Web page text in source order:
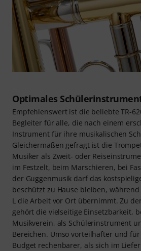
Optimales
Empfehlenswert ist die beliebte TR-
Begleiter für alle, die nach einem
Instrument für ihre musikalischen
Gleichermaßen gefragt ist die
Musiker als Zweit- oder
im Festzelt, beim Marschieren, bei
der Guggenmusik darf das
beschützt zu Hause bleiben, während
L die Arbeit vor Ort übernimmt. Zu
gehört die vielseitige Einsetzbarkeit,
Musikverein, als Schülerinstrument
Bereichen. Umso vorteilhafter und
Budget rechenbarer, als sich im